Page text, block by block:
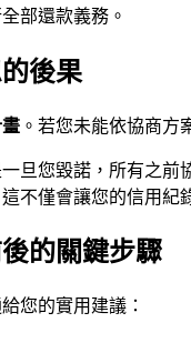
部還款義務。
後果
。若您未能依協商方
旦您毀諾，所有之
不僅會讓您的信用
的關鍵步驟
您的實用建議：